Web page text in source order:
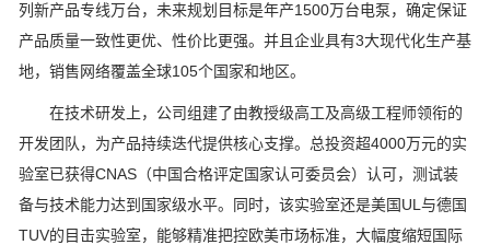
列新产品专线万台，未来规划目标是年产1500万台电泵，确定保证
产品质量一致性更优、性价比更强。并且企业具有3大现代化生产基
地，销售网络覆盖全球105个国家和地区。
在技术研发上，公司组建了由教授级高工及高级工程师领衔的
开发团队，为产品持续迭代提供核心支撑。总投资超4000万元的实
验室已获得CNAS（中国合格评定国家认可委员会）认可，测试装
备与技术能力达到国家级水平。同时，该实验室还是美国UL与德国
TUV的目击实验室，能够精准把控欧美市场标准，大幅度缩短国际